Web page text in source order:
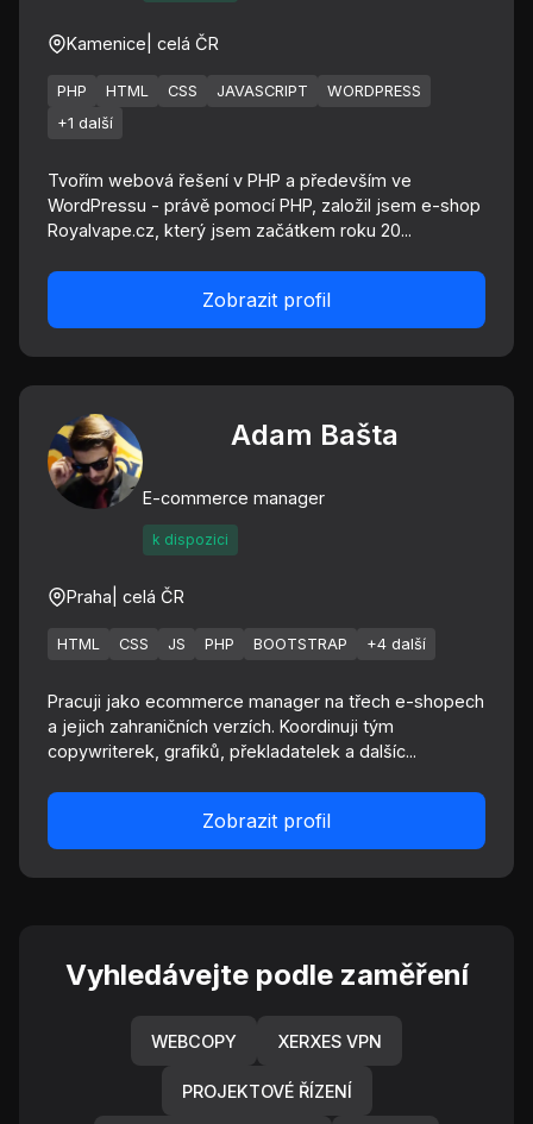
Kamenice | celá ČR
PHP HTML CSS JAVASCRIPT
WORDPRESS
+1 další
Tvořím webová řešení v PHP a především ve
WordPressu - právě pomocí PHP, založil jsem e-shop
Royalvape.cz, který jsem začátkem roku 20...
Zobrazit profil
Adam Bašta
E-commerce manager
k dispozici
Praha | celá ČR
HTML CSS JS PHP BOOTSTRAP +4 další
Pracuji jako ecommerce manager na třech e-shopech
a jejich zahraničních verzích. Koordinuji tým
copywriterek, grafiků, překladatelek a dalšíc...
Zobrazit profil
Vyhledávejte podle zaměření
WEBCOPY XERXES VPN
PROJEKTOVÉ ŘÍZENÍ